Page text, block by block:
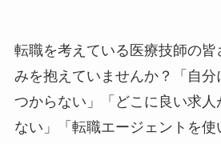
転職を考えている医療技師の皆
みを抱えていませんか？「自分
つからない」「どこに良い求人
ない」「転職エージェントを使